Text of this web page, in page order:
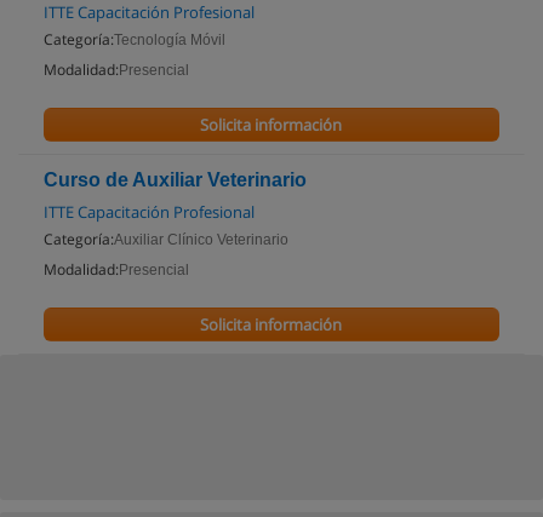
ITTE Capacitación Profesional
Categoría:Tecnología Móvil
Modalidad: Presencial
Solicita información
Curso de Auxiliar Veterinario
ITTE Capacitación Profesional
Categoría:Auxiliar Clínico Veterinario
Modalidad: Presencial
Solicita información